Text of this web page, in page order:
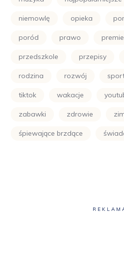
niemowlę opieka
poród prawo
przedszkole przepisy
rodzina rozwój
tiktok wakacje
zabawki zdrowie
śpiewające brzdące